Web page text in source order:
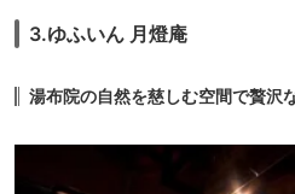
3.ゆふいん 月燈庵
湯布院の自然を慈しむ空間で贅沢